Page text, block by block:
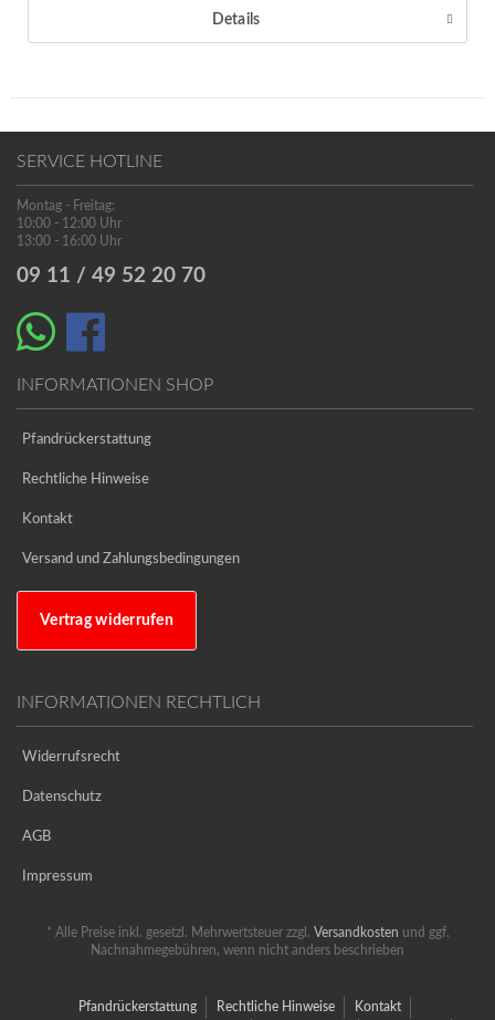
Details
SERVICE HOTLINE
Montag - Freitag:
10:00 - 12:00 Uhr
13:00 - 16:00 Uhr
09 11 / 49 52 20 70
INFORMATIONEN SHOP
Pfandrückerstattung
Rechtliche Hinweise
Kontakt
Versand und Zahlungsbedingungen
Vertrag widerrufen
INFORMATIONEN RECHTLICH
Widerrufsrecht
Datenschutz
AGB
Impressum
* Alle Preise inkl. gesetzl. Mehrwertsteuer zzgl. Versandkosten und ggf.
Nachnahmegebühren, wenn nicht anders beschrieben
Pfandrückerstattung Rechtliche Hinweise Kontakt